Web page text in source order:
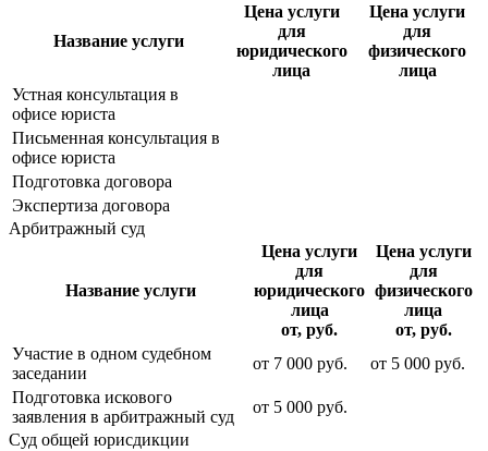
Название услуги
Цена услуги
для
юридического
лица
Цена услуги
для
физического
лица
Устная консультация в
офисе юриста
Письменная консультация в
офисе юриста
Подготовка договора
Экспертиза договора
Арбитражный суд
Название услуги
Цена услуги
для
юридического
лица
от, руб.
Цена услуги
для
физического
лица
от, руб.
Участие в одном судебном
заседании
от 7 000 руб. от 5 000 руб.
Подготовка искового
заявления в арбитражный суд
от 5 000 руб.
Суд общей юрисдикции